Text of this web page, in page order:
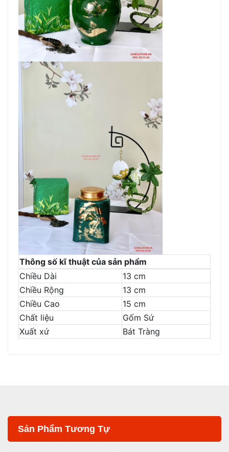
Thông số kĩ thuật của sản phẩm
Chiều Dài
13 cm
Chiều Rộng
13 cm
Chiều Cao
15 cm
Chất liệu
Gốm Sứ
Xuất xứ
Bát Tràng
Sản Phẩm Tương Tự